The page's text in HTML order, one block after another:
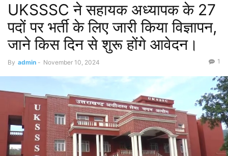
UKSSSC ने सहायक अध्यापक के 27
पदों पर भर्ती के लिए जारी किया विज्ञापन,
जाने किस दिन से शुरू होंगे आवेदन।
By admin - November 10, 2024 1